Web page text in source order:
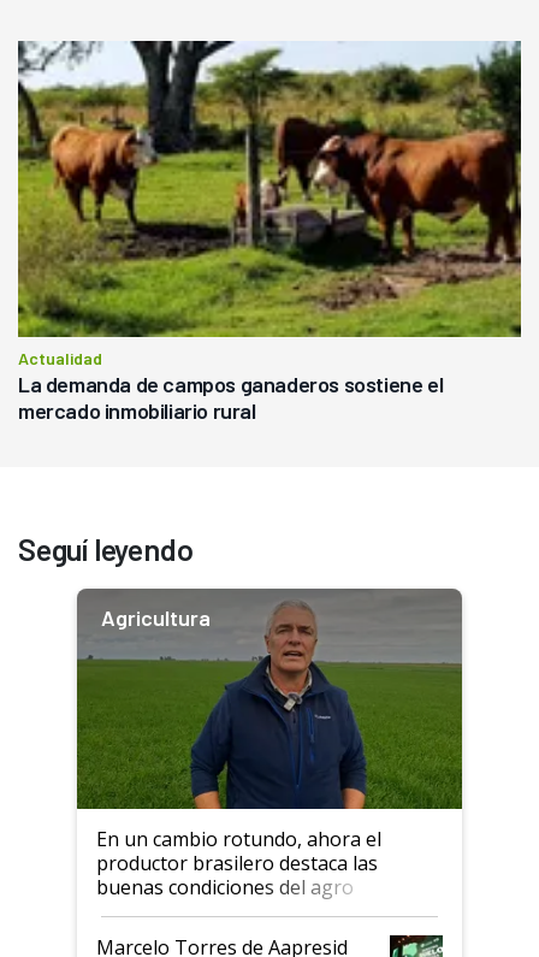
Actualidad
La demanda de campos ganaderos sostiene el
mercado inmobiliario rural
Seguí leyendo
Agricultura
En un cambio rotundo, ahora el
productor brasilero destaca las
buenas condiciones del agro
argentino para invertir: "Los veo
más motivados"
Marcelo Torres de Aapresid